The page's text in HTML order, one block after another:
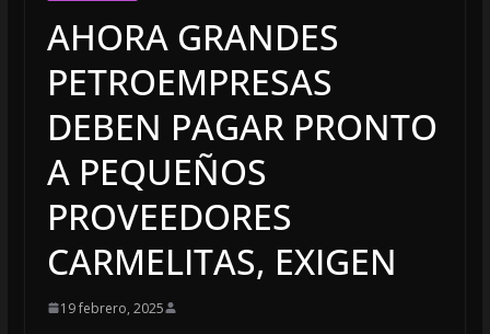
AHORA GRANDES
PETROEMPRESAS
DEBEN PAGAR PRONTO
A PEQUEÑOS
PROVEEDORES
CARMELITAS, EXIGEN
19 febrero, 2025